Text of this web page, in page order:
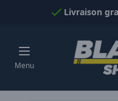
Passer au contenuLivraison
Menu